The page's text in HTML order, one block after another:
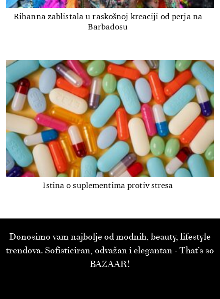
Rihanna zablistala u raskošnoj kreaciji od perja na
Barbadosu
Istina o suplementima protiv stresa
Donosimo vam najbolje od modnih, beauty, lifestyle
trendova. Sofisticiran, odvažan i elegantan - That’s so
BAZAAR!